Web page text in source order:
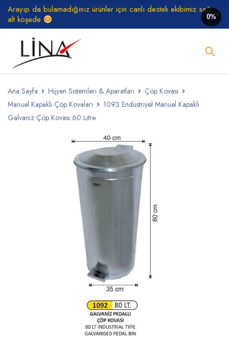
Arayıp da bulamadığınız ürünler için canlı destek ekibimiz sağ
alt köşede
Ana Sayfa Hijyen Sistemleri & Aparatları
Çöp Kovası
Manuel Kapaklı Çöp Kovaları
1093 Endüstriyel Manuel Kapaklı
Galvaniz Çöp Kovası 60 Litre
0%